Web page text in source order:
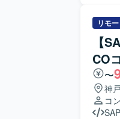
も実施していただき
ミュ
者と
【ポ
き、
を巻
ンとしての
境で
リモ
【
CO
〜
神
コ
SAP